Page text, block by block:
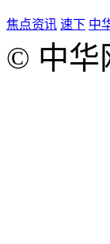
焦点资讯 速下 中
© 中